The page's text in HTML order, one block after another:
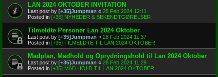
LAN 2024 OKTOBER INVITATION
Last post by [+35]Jumpman « 28 Feb 2024 12:11
Posted in [+35] NYHEDER & BEKENDTGØRELSER
Tilmeldte Personer Lan 2024 Oktober
Last post by [+35]Jumpman « 28 Feb 2024 11:37
Posted in [+35] TILMELDTE TIL LAN 2024 OKTOBER
Madplan, Madhold og Oprydningshold til Lan 2024 Oktober
Last post by [+35]Jumpman « 28 Feb 2024 11:29
Posted in [+35] MAD HOLD TIL LAN 2024 OKTOBER